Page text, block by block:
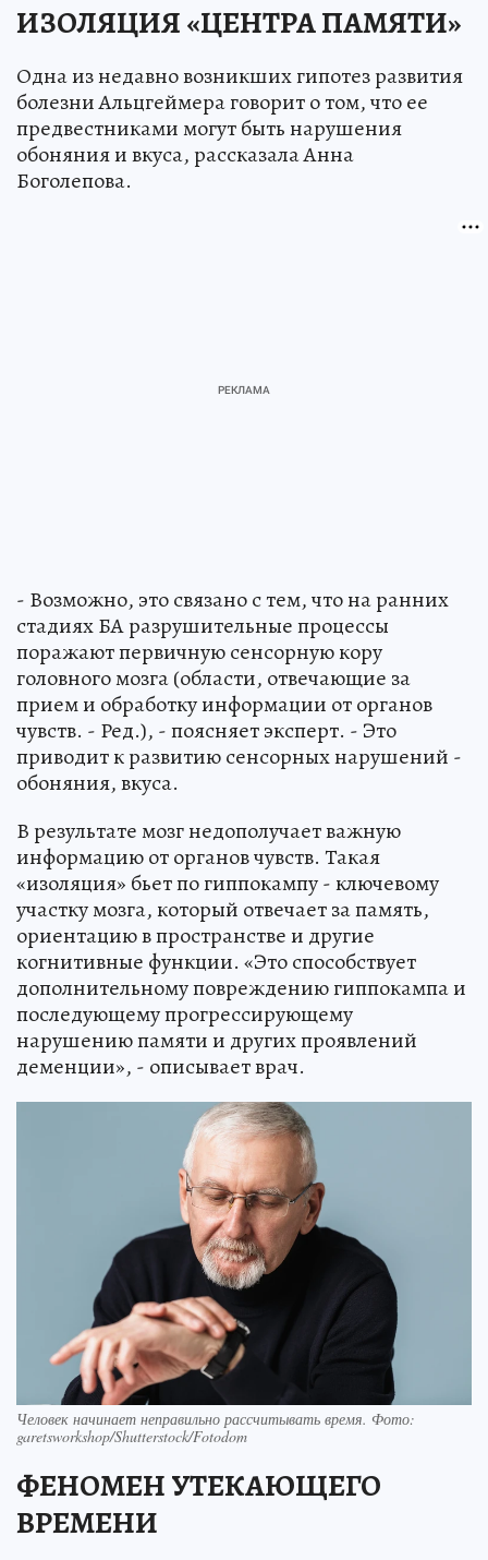
ИЗОЛЯЦИЯ «ЦЕНТРА ПАМЯТИ»
Одна из недавно возникших гипотез развития
болезни Альцгеймера говорит о том, что ее
предвестниками могут быть нарушения
обоняния и вкуса, рассказала Анна
Боголепова.
- Возможно, это связано с тем, что на ранних
стадиях БА разрушительные процессы
поражают первичную сенсорную кору
головного мозга (области, отвечающие за
прием и обработку информации от органов
чувств. - Ред.), - поясняет эксперт. - Это
приводит к развитию сенсорных нарушений -
обоняния, вкуса.
В результате мозг недополучает важную
информацию от органов чувств. Такая
«изоляция» бьет по гиппокампу - ключевому
участку мозга, который отвечает за память,
ориентацию в пространстве и другие
когнитивные функции. «Это способствует
дополнительному повреждению гиппокампа и
последующему прогрессирующему
нарушению памяти и других проявлений
деменции», - описывает врач.
Человек начинает неправильно рассчитывать время. Фото:
garetsworkshop/Shutterstock/Fotodom
ФЕНОМЕН УТЕКАЮЩЕГО
ВРЕМЕНИ